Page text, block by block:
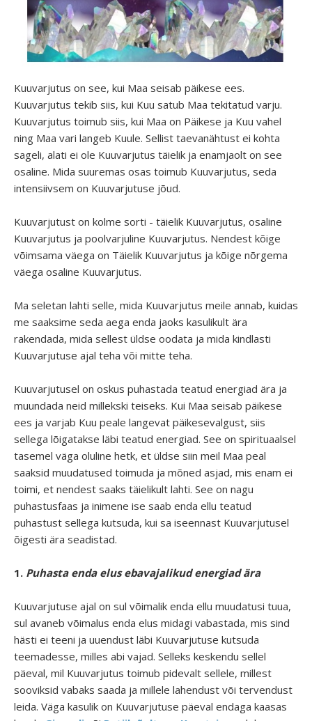
Kuuvarjutus on see, kui Maa seisab päikese ees.
Kuuvarjutus tekib siis, kui Kuu satub Maa tekitatud varju.
Kuuvarjutus toimub siis, kui Maa on Päikese ja Kuu vahel
ning Maa vari langeb Kuule. Sellist taevanähtust ei kohta
sageli, alati ei ole Kuuvarjutus täielik ja enamjaolt on see
osaline. Mida suuremas osas toimub Kuuvarjutus, seda
intensiivsem on Kuuvarjutuse jõud.
Kuuvarjutust on kolme sorti - täielik Kuuvarjutus, osaline
Kuuvarjutus ja poolvarjuline Kuuvarjutus. Nendest kõige
võimsama väega on Täielik Kuuvarjutus ja kõige nõrgema
väega osaline Kuuvarjutus.
Ma seletan lahti selle, mida Kuuvarjutus meile annab, kuidas
me saaksime seda aega enda jaoks kasulikult ära
rakendada, mida sellest üldse oodata ja mida kindlasti
Kuuvarjutuse ajal teha või mitte teha.
Kuuvarjutusel on oskus puhastada teatud energiad ära ja
muundada neid millekski teiseks. Kui Maa seisab päikese
ees ja varjab Kuu peale langevat päikesevalgust, siis
sellega lõigatakse läbi teatud energiad. See on spirituaalsel
tasemel väga oluline hetk, et üldse siin meil Maa peal
saaksid muudatused toimuda ja mõned asjad, mis enam ei
toimi, et nendest saaks täielikult lahti. See on nagu
puhastusfaas ja inimene ise saab enda ellu teatud
puhastust sellega kutsuda, kui sa iseennast Kuuvarjutusel
õigesti ära seadistad.
1. Puhasta enda elus ebavajalikud energiad ära
Kuuvarjutuse ajal on sul võimalik enda ellu muudatusi tuua,
sul avaneb võimalus enda elus midagi vabastada, mis sind
hästi ei teeni ja uuendust läbi Kuuvarjutuse kutsuda
teemadesse, milles abi vajad. Selleks keskendu sellel
päeval, mil Kuuvarjutus toimub pidevalt sellele, millest
sooviksid vabaks saada ja millele lahendust või tervendust
leida. Väga kasulik on Kuuvarjutuse päeval endaga kaasas